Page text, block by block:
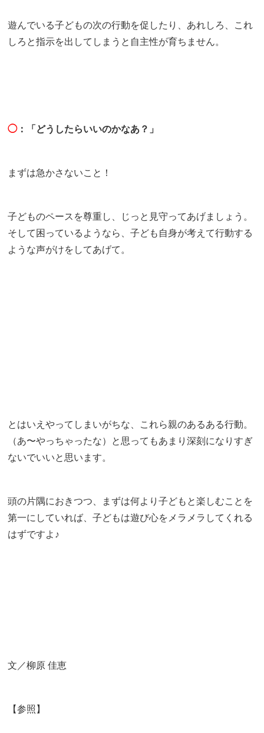
遊んでいる子どもの次の行動を促したり、あれしろ、これ
しろと指示を出してしまうと自主性が育ちません。
◯：「どうしたらいいのかなあ？」
まずは急かさないこと！
子どものペースを尊重し、じっと見守ってあげましょう。
そして困っているようなら、子ども自身が考えて行動する
ような声がけをしてあげて。
とはいえやってしまいがちな、これら親のあるある行動。
（あ〜やっちゃったな）と思ってもあまり深刻になりすぎ
ないでいいと思います。
頭の片隅におきつつ、まずは何より子どもと楽しむことを
第一にしていれば、子どもは遊び心をメラメラしてくれる
はずですよ♪
文／柳原 佳恵
【参照】